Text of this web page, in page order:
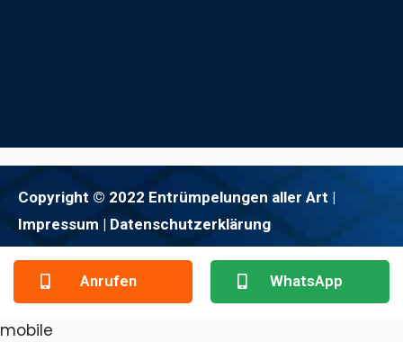
Copyright © 2022 Entrümpelungen aller Art |
Impressum | Datenschutzerklärung
Anrufen WhatsApp